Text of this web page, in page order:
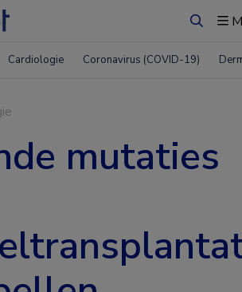
Zoeken
Cardiologie Coronavirus (COVID-19)
mutaties